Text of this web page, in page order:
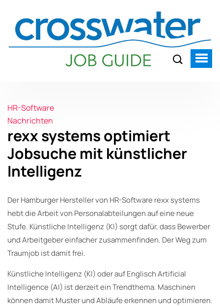
HR-Software
Nachrichten
rexx systems optimiert
Jobsuche mit künstlicher
Intelligenz
Der Hamburger Hersteller von HR-Software rexx systems
hebt die Arbeit von Personalabteilungen auf eine neue
Stufe. Künstliche Intelligenz (KI) sorgt dafür, dass Bewerber
und Arbeitgeber einfacher zusammenfinden. Der Weg zum
Traumjob ist damit frei.
Künstliche Intelligenz (KI) oder auf Englisch Artificial
Intelligence (AI) ist derzeit ein Trendthema. Maschinen
können damit Muster und Abläufe erkennen und optimieren.